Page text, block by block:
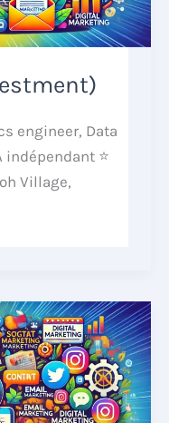
engineer, Data
⭐
Village,